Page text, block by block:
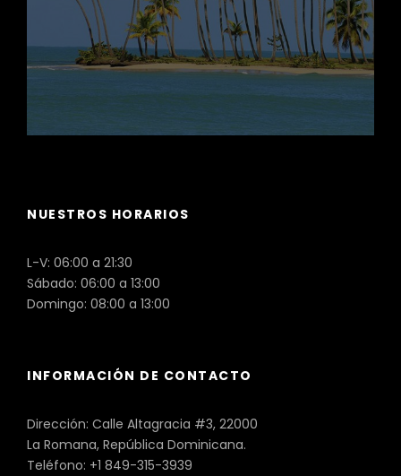
NUESTROS HORARIOS
L-V: 06:00 a 21:30
Sábado: 06:00 a 13:00
Domingo: 08:00 a 13:00
INFORMACIÓN DE CONTACTO
Dirección: Calle Altagracia #3, 22000
La Romana, República Dominicana.
Teléfono: +1 849-315-3939